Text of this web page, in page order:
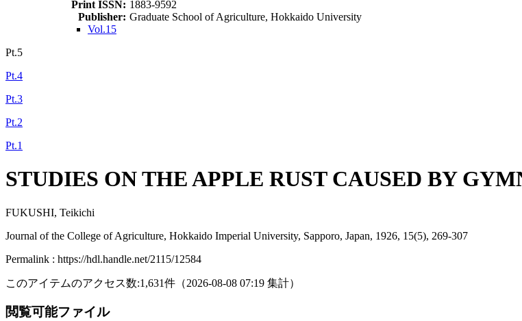
Print ISSN: 1883-9592
Publisher: Graduate School of Agriculture, Hokkaido University
Vol.15
Pt.5
Pt.4
Pt.3
Pt.2
Pt.1
STUDIES ON THE APPLE RUST CAUSED BY
FUKUSHI, Teikichi
Journal of the College of Agriculture, Hokkaido Imperial University, Sapporo, Japan, 1926, 15(5), 269-307
Permalink : https://hdl.handle.net/2115/12584
このアイテムのアクセス数:1,631件 （2026-08-08 07:19 集計）
閲覧可能ファイル